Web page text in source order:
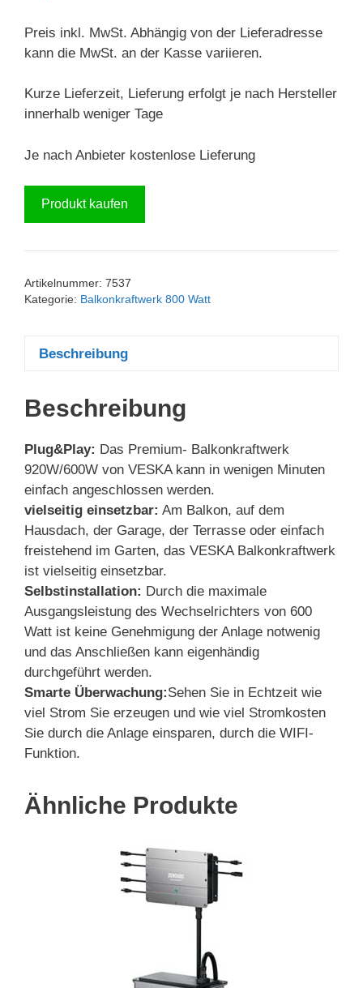
Preis inkl. MwSt. Abhängig von der Lieferadresse
kann die MwSt. an der Kasse variieren.
Kurze Lieferzeit, Lieferung erfolgt je nach Hersteller
innerhalb weniger Tage
Je nach Anbieter kostenlose Lieferung
Produkt kaufen
Artikelnummer: 7537
Kategorie: Balkonkraftwerk 800 Watt
Beschreibung
Beschreibung
Plug&Play: Das Premium- Balkonkraftwerk
920W/600W von VESKA kann in wenigen Minuten
einfach angeschlossen werden.
vielseitig einsetzbar: Am Balkon, auf dem
Hausdach, der Garage, der Terrasse oder einfach
freistehend im Garten, das VESKA Balkonkraftwerk
ist vielseitig einsetzbar.
Selbstinstallation: Durch die maximale
Ausgangsleistung des Wechselrichters von 600
Watt ist keine Genehmigung der Anlage notwenig
und das Anschließen kann eigenhändig
durchgeführt werden.
Smarte Überwachung:Sehen Sie in Echtzeit wie
viel Strom Sie erzeugen und wie viel Stromkosten
Sie durch die Anlage einsparen, durch die WIFI-
Funktion.
Ähnliche Produkte